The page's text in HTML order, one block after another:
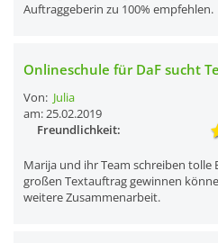
Auftraggeberin zu 100% empfehlen.
Onlineschule für DaF sucht
Von: Julia
am: 25.02.2019
Freundlichkeit:
Marija und ihr Team schreiben tolle
großen Textauftrag gewinnen
weitere Zusammenarbeit.